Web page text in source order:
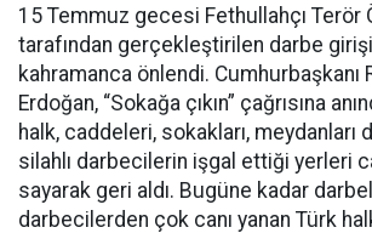
15 Temmuz gecesi Fethullahçı Terör
tarafından gerçekleştirilen darbe
kahramanca önlendi. Cumhurbaşkanı
Erdoğan, “Sokağa çıkın” çağrısına
halk, caddeleri, sokakları, meydanları
silahlı darbecilerin işgal ettiği yerleri
sayarak geri aldı. Bugüne kadar
darbecilerden çok canı yanan Türk